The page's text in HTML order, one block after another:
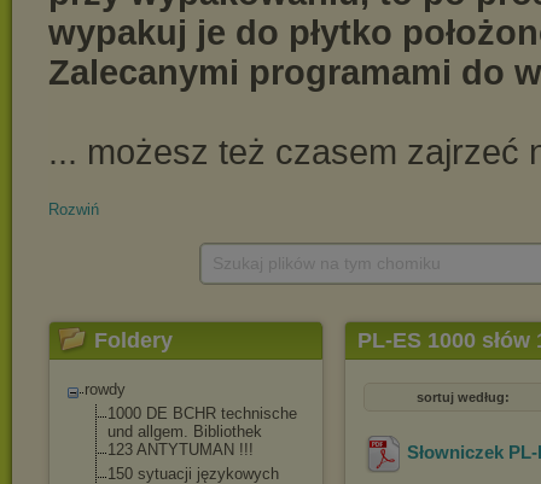
Rozwiń
Foldery
rowdy
1000 DE BCHR technische
und allgem. Bibliothek
123 ANTYTUMAN !!!
150 sytuacji językowych
PL-ES 1000 słów
sortuj według:
Słowniczek